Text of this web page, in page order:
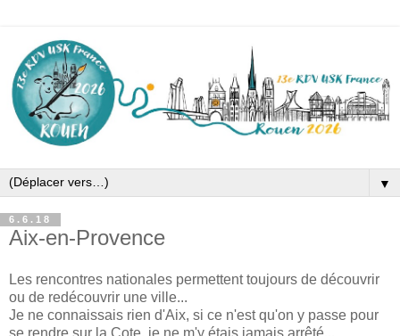
▼
6.6.18
Aix-en-Provence
Les rencontres nationales permettent toujours de découvrir
ou de redécouvrir une ville...
Je ne connaissais rien d'Aix, si ce n'est qu'on y passe pour